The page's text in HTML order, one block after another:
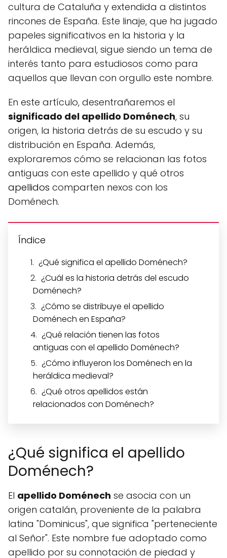
cultura de Cataluña y extendida a distintos
rincones de España. Este linaje, que ha jugado
papeles significativos en la historia y la
heráldica medieval, sigue siendo un tema de
interés tanto para estudiosos como para
aquellos que llevan con orgullo este nombre.
En este artículo, desentrañaremos el
significado del apellido Doménech, su
origen, la historia detrás de su escudo y su
distribución en España. Además,
exploraremos cómo se relacionan las fotos
antiguas con este apellido y qué otros
apellidos comparten nexos con los
Doménech.
Índice
¿Qué significa el apellido Doménech?
¿Cuál es la historia detrás del escudo
Doménech?
¿Cómo se distribuye el apellido
Doménech en España?
¿Qué relación tienen las fotos
antiguas con el apellido Doménech?
¿Cómo influyeron los Doménech en la
heráldica medieval?
¿Qué otros apellidos están
relacionados con Doménech?
¿Qué significa el apellido
Doménech?
El apellido Doménech se asocia con un
origen catalán, proveniente de la palabra
latina "Dominicus", que significa "perteneciente
al Señor". Este nombre fue adoptado como
apellido por su connotación de piedad y